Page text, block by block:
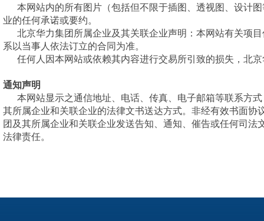
本网站内的所有图片（包括但不限于插图、透视图、设计
业的任何承诺或要约。
北京华力集团所属企业及其关联企业声明：本网站有关项
系以当事人依法订立的合同为准。
任何人因本网站或依赖其内容进行交易所引致的损失，北
通知声明
本网站显示之通信地址、电话、传真、电子邮箱等联系方
其所属企业和关联企业的法律文书送达方式。非经有效书面协
团及其所属企业和关联企业发送告知、通知、催告或任何司法
法律责任。